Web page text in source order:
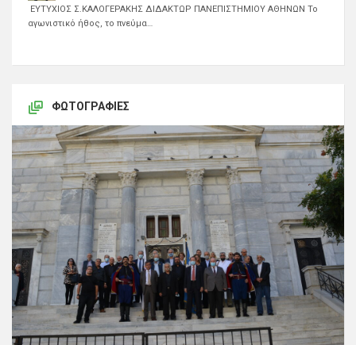
ΕΥΤΥΧΙΟΣ Σ.ΚΑΛΟΓΕΡΑΚΗΣ ΔΙΔΑΚΤΩΡ ΠΑΝΕΠΙΣΤΗΜΙΟΥ ΑΘΗΝΩΝ Το
αγωνιστικό ήθος, το πνεύμα…
ΦΩΤΟΓΡΑΦΊΕΣ